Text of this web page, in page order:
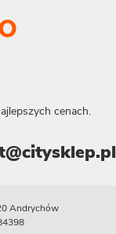
cenach.
Andrychów